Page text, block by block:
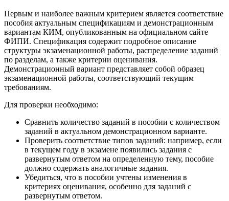
Первым и наиболее важным критерием является соответствие
пособия актуальным спецификациям и демонстрационным
вариантам КИМ, опубликованным на официальном сайте
ФИПИ. Спецификация содержит подробное описание
структуры экзаменационной работы, распределение заданий
по разделам, а также критерии оценивания.
Демонстрационный вариант представляет собой образец
экзаменационной работы, соответствующий текущим
требованиям.
Для проверки необходимо:
Сравнить количество заданий в пособии с количеством
заданий в актуальном демонстрационном варианте.
Проверить соответствие типов заданий: например, если
в текущем году в экзамене появились задания с
развернутым ответом на определенную тему, пособие
должно содержать аналогичные задания.
Убедиться, что в пособии учтены изменения в
критериях оценивания, особенно для заданий с
развернутым ответом.